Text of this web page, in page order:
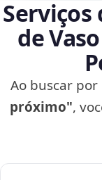
de
Ao buscar por
próximo",